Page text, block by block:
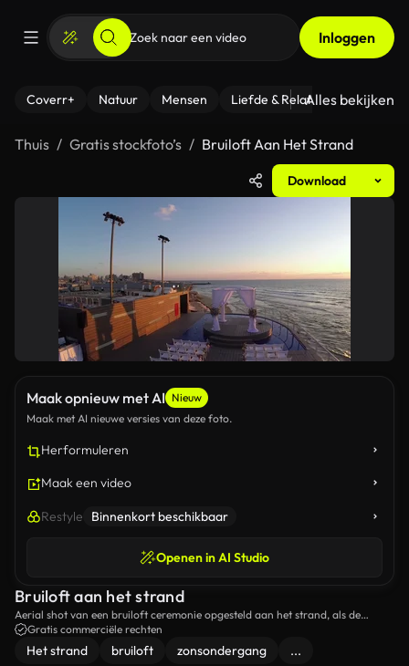
Inloggen
Coverr+ Natuur Mensen Liefde & Relaties - Fitness
Alles bekijken
Thuis Gratis stockfoto’s Bruiloft Aan Het Strand
Download
Maak opnieuw met AI Nieuw
Maak met AI nieuwe versies van deze foto.
Herformuleren
Maak een video
Restyle Binnenkort beschikbaar
Openen in AI Studio
Bruiloft aan het strand
Aerial shot van een bruiloft ceremonie opgesteld aan het strand, als de
zonsondergangen.
Gratis commerciële rechten
Het strand bruiloft zonsondergang ...